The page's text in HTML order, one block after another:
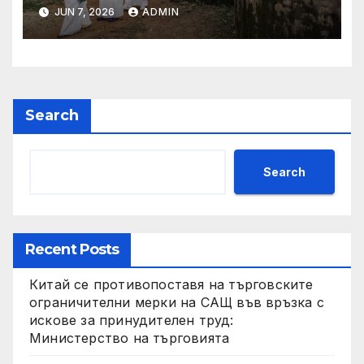
търси ресурси
JUN 7, 2026 ADMIN
Search
Search
Recent Posts
Китай се противопоставя на търговските
ограничителни мерки на САЩ във връзка с
искове за принудителен труд:
Министерство на търговията